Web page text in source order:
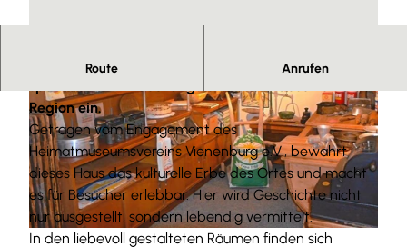
© Herbert Müller Heimatmuseum Vienenburg/H. Müller
© Herbert Müller Heimatmuseum Vienenburg/H. Müller
Route Anrufen
Das Heimatmuseum Vienenburg lädt zu einer
Region ein.
Getragen vom Engagement des
Heimatmuseumsvereins Vienenburg e.V., bewahrt
dieses Haus das kulturelle Erbe des Ortes und macht
es für Besucher erlebbar. Hier wird Geschichte nicht
nur ausgestellt, sondern lebendig vermittelt.
In den liebevoll gestalteten Räumen finden sich